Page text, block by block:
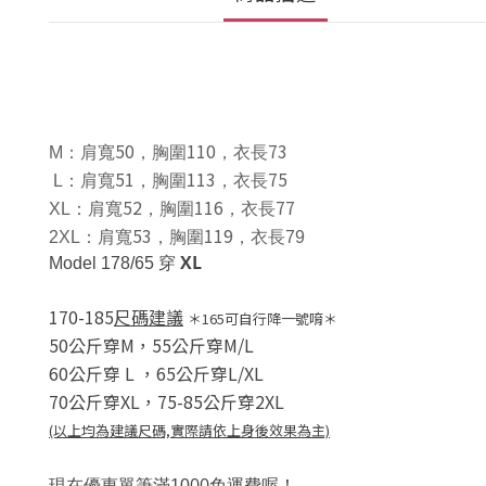
M ：肩寬50 ，胸圍 110 ，衣長73
L ：肩寬51 ，胸圍 113 ，衣長75
XL ：肩寬52 ，胸圍 116 ，衣長77
2XL ：肩寬53 ，胸圍 119 ，衣長79
Model 178/65 穿 XL
170-185尺碼建議 ＊165可自行降一號唷＊
50公斤穿M， 55公斤穿M/L
60公斤穿 L ， 65公斤穿L/XL
70公斤穿XL， 75-85公斤穿2XL
(以上均為建議尺碼,實際請依上身後效果為主)